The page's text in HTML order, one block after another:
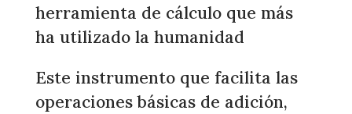
herramienta de cálculo que más
ha utilizado la humanidad
Este instrumento que facilita las
operaciones básicas de adición,